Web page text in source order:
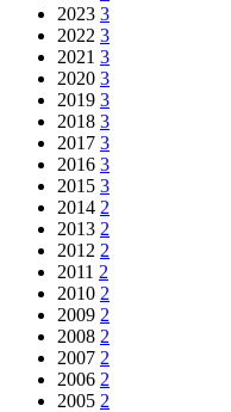
2023 3
2022 3
2021 3
2020 3
2019 3
2018 3
2017 3
2016 3
2015 3
2014 2
2013 2
2012 2
2011 2
2010 2
2009 2
2008 2
2007 2
2006 2
2005 2